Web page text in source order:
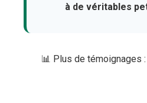
à de véritables
📊 Plus de témoignages :